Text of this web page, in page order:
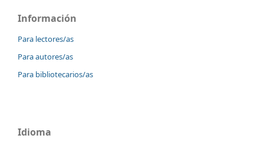
Información
Para lectores/as
Para autores/as
Para bibliotecarios/as
Idioma